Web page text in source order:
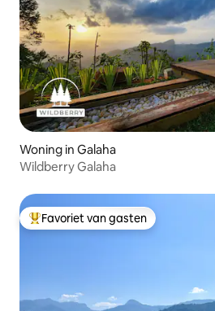
Woning in Galaha
Wildberry Galaha
Topfavoriet van gasten
Favoriet van gasten